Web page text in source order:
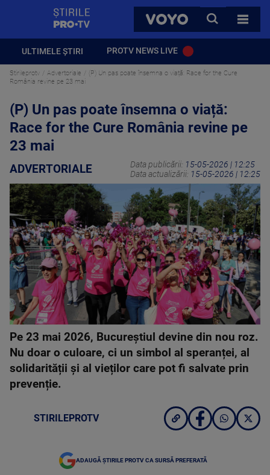
VOYO
CAUTA
TOATE
ULTIMELE ȘTIRI PROTV NEWS LIVE
Stirileprotv Advertoriale
(P) Un pas poate însemna o viață: Race for the Cure
România revine pe 23 mai
(P) Un pas poate însemna o viață:
Race for the Cure România revine pe
23 mai
ADVERTORIALE Data publicării: 15-05-2026 | 12:25
Data actualizării: 15-05-2026 | 12:25
Pe 23 mai 2026, Bucureștiul devine din nou roz.
Nu doar o culoare, ci un simbol al speranței, al
solidarității și al vieților care pot fi salvate prin
prevenție.
STIRILEPROTV
ADAUGĂ ȘTIRILE PROTV CA SURSĂ PREFERATĂ